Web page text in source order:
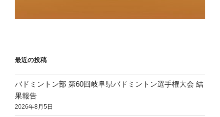
最近の投稿
バドミントン部 第60回岐阜県バドミントン選手権大会 結
果報告
2026年8月5日